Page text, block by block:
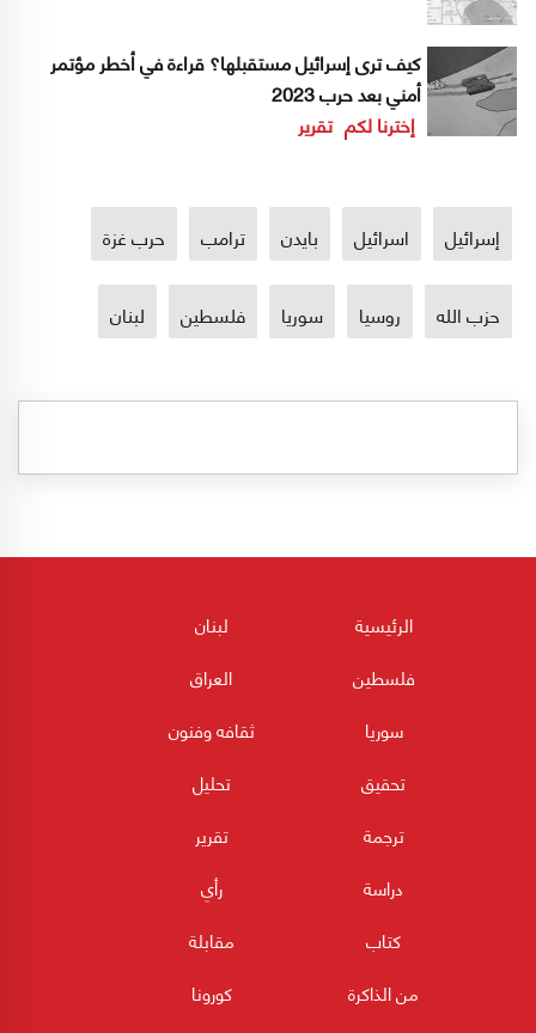
كيف ترى إسرائيل مستقبلها؟ قراءة في أخطر مؤتمر
أمني بعد حرب 2023
إخترنا لكم تقرير
إسرائيل اسرائيل بايدن ترامب حرب غزة
حزب الله روسيا سوريا فلسطين لبنان
الرئيسية
لبنان
فلسطين
العراق
سوريا
ثقافه وفنون
تحقيق
تحليل
ترجمة
تقرير
دراسة
رأي
كتاب
مقابلة
من الذاكرة
كورونا